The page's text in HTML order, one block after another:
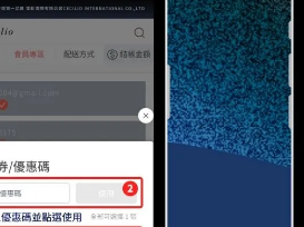
也意味著在日常維護中，即使是輕微
杆、戶外餐桌的玻璃面板等，同樣可
雨、鳥糞或樹脂，這些都是戶外玻璃
，延長其使用壽命。對於商業用途，
提供額外的利益。在這些場合，清晰
的一部分。由於這些場所通常面臨著
維護的工作量及成本。